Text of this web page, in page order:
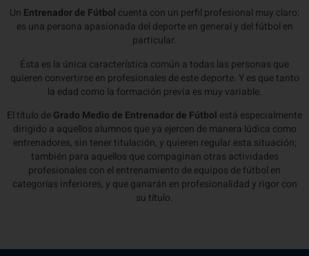
Un Entrenador de Fútbol cuenta con un perfil profesional muy claro:
es una persona apasionada del deporte en general y del fútbol en
particular.
Ésta es la única característica común a todas las personas que
quieren convertirse en profesionales de este deporte. Y es que tanto
la edad como la formación previa es muy variable.
El título deGrado Medio de Entrenador de Fútbol está especialmente
dirigido a aquellos alumnos que ya ejercen de manera lúdica como
entrenadores, sin tener titulación, y quieren regular esta situación;
también para aquellos que compaginan otras actividades
profesionales con el entrenamiento de equipos de fútbol en
categorías inferiores, y que ganarán en profesionalidad y rigor con
su título.